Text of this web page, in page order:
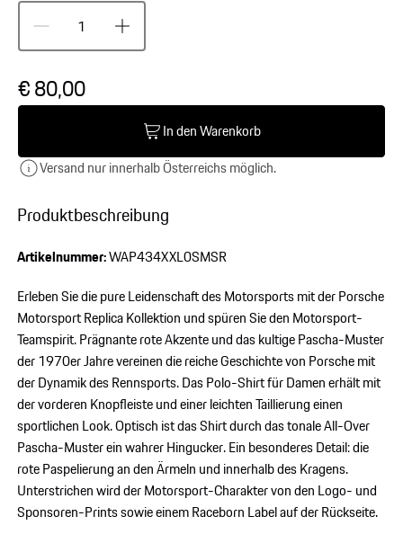
Produktbeschreibung
Artikelnummer:WAP434XXL0SMSR
Erleben Sie die pure Leidenschaft des Motorsports mit der Porsche
Motorsport Replica Kollektion und spüren Sie den Motorsport-
Teamspirit. Prägnante rote Akzente und das kultige Pascha-Muster
der 1970er Jahre vereinen die reiche Geschichte von Porsche mit
der Dynamik des Rennsports. Das Polo-Shirt für Damen erhält mit
der vorderen Knopfleiste und einer leichten Taillierung einen
sportlichen Look. Optisch ist das Shirt durch das tonale All-Over
Pascha-Muster ein wahrer Hingucker. Ein besonderes Detail: die
rote Paspelierung an den Ärmeln und innerhalb des Kragens.
Unterstrichen wird der Motorsport-Charakter von den Logo- und
Sponsoren-Prints sowie einem Raceborn Label auf der Rückseite.
€ 80,00
In den Warenkorb
Versand nur innerhalb Österreichs möglich.